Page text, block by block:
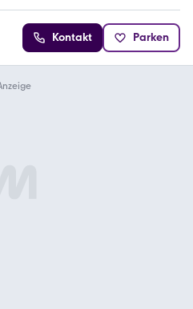
Kontakt Parken